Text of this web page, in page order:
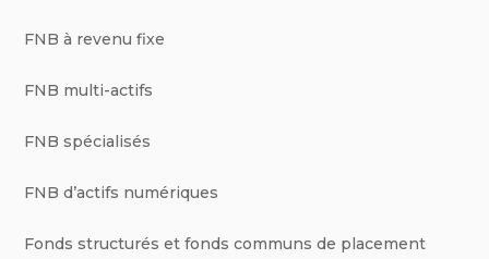
FNB à revenu fixe
FNB multi-actifs
FNB spécialisés
FNB d’actifs numériques
Fonds structurés et fonds communs de placement